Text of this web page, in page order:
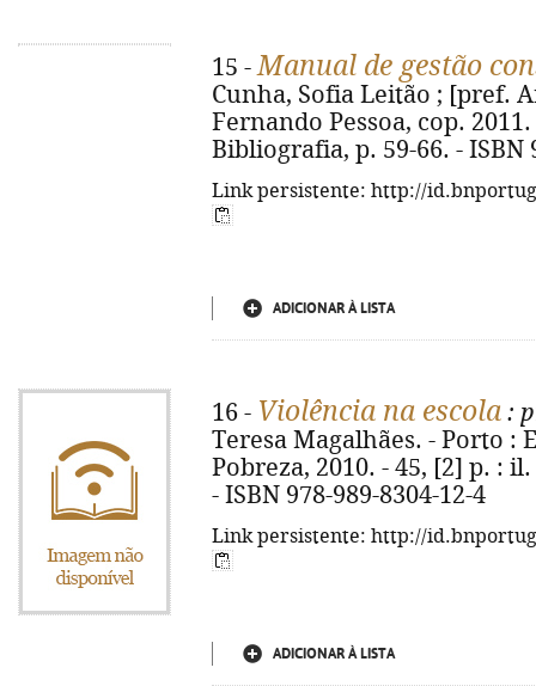
15 -Manual de gestão
Cunha, Sofia Leitão ; [pref.
Fernando Pessoa, cop.
Bibliografia, p. 59-66. - ISBN
Link persistente: http://
ADICIONAR À LISTA
16 - Violência na escola :
Teresa Magalhães. - Porto :
Pobreza, 2010. - 45, [2] p. :
- ISBN 978-989-8304-12-4
Link persistente: http://
ADICIONAR À LISTA